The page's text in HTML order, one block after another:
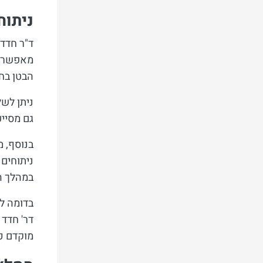
ד"ר
מאפשר
הבטן
ניתן
גם
בנוסף,
במהלך
בדומה
דר'
מוקדם